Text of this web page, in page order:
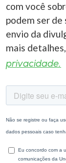
com você
podem ser de
envio da
mais
privacidade.